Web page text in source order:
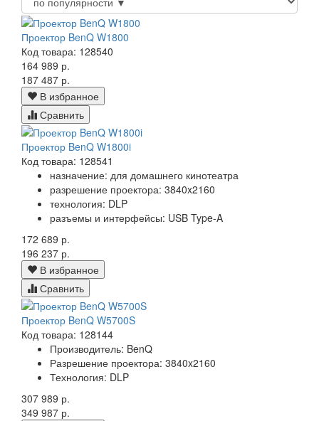
Проектор BenQ W1800
Код товара: 128540
164 989 р.
187 487 р.
В избранное
Сравнить
Проектор BenQ W1800i
Код товара: 128541
назначение: для домашнего кинотеатра
разрешение проектора: 3840x2160
технология: DLP
разъемы и интерфейсы: USB Type-A
172 689 р.
196 237 р.
В избранное
Сравнить
Проектор BenQ W5700S
Код товара: 128144
Производитель: BenQ
Разрешение проектора: 3840x2160
Технология: DLP
307 989 р.
349 987 р.